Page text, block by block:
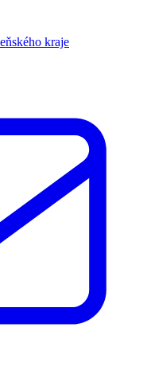
kraje